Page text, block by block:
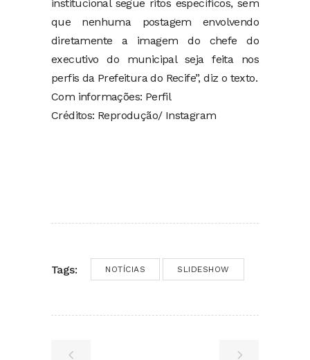
institucional segue ritos específicos, sem
que nenhuma postagem envolvendo
diretamente a imagem do chefe do
executivo do municipal seja feita nos
perfis da Prefeitura do Recife”, diz o texto.
Com informações: Perfil
Créditos: Reprodução/ Instagram
Tags: NOTÍCIAS SLIDESHOW